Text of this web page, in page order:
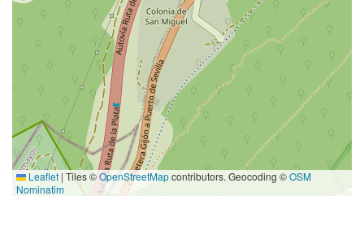
Leaflet|Tiles ©OpenStreetMapcontributors. Geocoding ©OSM
Nominatim